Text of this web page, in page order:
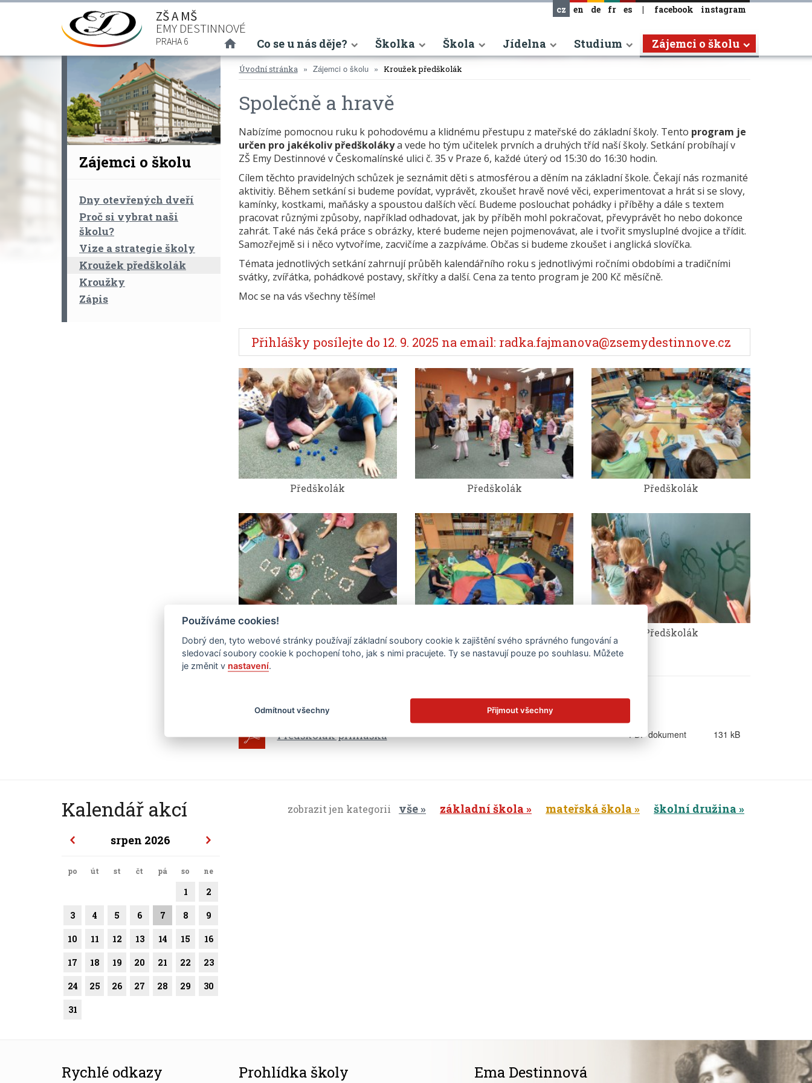
ZŠ A MŠ
EMY DESTINNOVÉ
PRAHA 6
cz en de fr es | facebook instagram
(current)
Co se u nás děje? Školka Škola Jídelna Studium Zájemci o školu
Zájemci o školu
Dny otevřených dveří
Proč si vybrat naši
školu?
Vize a strategie školy
Kroužek předškolák
Kroužky
Zápis
Úvodní stránka Zájemci o školu Kroužek předškolák
Společně a hravě
Nabízíme pomocnou ruku k pohodovému a klidnému přestupu z mateřské do základní školy. Tento program je
určen pro jakékoliv předškolákya vede ho tým učitelek prvních a druhých tříd naší školy. Setkání probíhají v
ZŠ Emy Destinnové v Českomalínské ulici č. 35 v Praze 6, každé úterý od 15:30 do 16:30 hodin.
Cílem těchto pravidelných schůzek je seznámit děti s atmosférou a děním na základní škole. Čekají nás rozmanité
aktivitiy. Během setkání si budeme povídat, vyprávět, zkoušet hravě nové věci, experimentovat a hrát si se slovy,
kamínky, kostkami, maňásky a spoustou dalších věcí. Budeme poslouchat pohádky i příběhy a dále s textem
pracovat různými způsoby, například odhadovat, jak by příběh mohl pokračovat, převyprávět ho nebo dokonce
zahrát. Také nás čeká práce s obrázky, které budeme nejen pojmenovávat, ale i tvořit smysluplné dvojice a třídit.
Samozřejmě si i něco vytvoříme, zacvičíme a zazpíváme. Občas si budeme zkoušet i anglická slovíčka.
Témata jednotlivých setkání zahrnují průběh kalendářního roku s jednotlivými ročními obdobími a tradičními
svátky, zvířátka, pohádkové postavy, skřítky a další. Cena za tento program je 200 Kč měsíčně.
Moc se na vás všechny těšíme!
Přihlášky posílejte do 12. 9. 2025 na email: radka.fajmanova@zsemydestinnove.cz
Předškolák Předškolák Předškolák
Předškolák
Přiložené soubory
Předškolák přihláška 131 kB
PDF dokument
Kalendář akcí zobrazit jen kategorii vše základní škola mateřská škola školní družina
srpen 2026
po út st čt pá so ne
1 2
3 4 5 6 7 8 9
10 11 12 13 14 15 16
17 18 19 20 21 22 23
24 25 26 27 28 29 30
31
Rychlé odkazy Prohlídka školy Ema Destinnová
Používáme cookies!
Dobrý den, tyto webové stránky používají základní soubory cookie k zajištění svého správného fungování a
sledovací soubory cookie k pochopení toho, jak s nimi pracujete. Ty se nastavují pouze po souhlasu. Můžete
je změnit v nastavení.
Odmítnout všechny Přijmout všechny